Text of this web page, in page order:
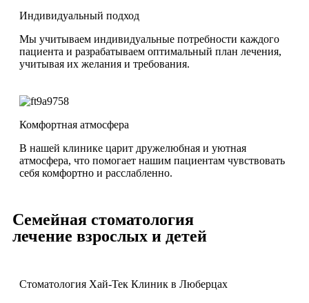
Индивидуальный подход
Мы учитываем индивидуальные потребности каждого
пациента и разрабатываем оптимальный план лечения,
учитывая их желания и требования.
Комфортная атмосфера
В нашей клинике царит дружелюбная и уютная
атмосфера, что помогает нашим пациентам чувствовать
себя комфортно и расслабленно.
Семейная стоматология
лечение взрослых и детей
Стоматология Хай-Тек Клиник в Люберцах